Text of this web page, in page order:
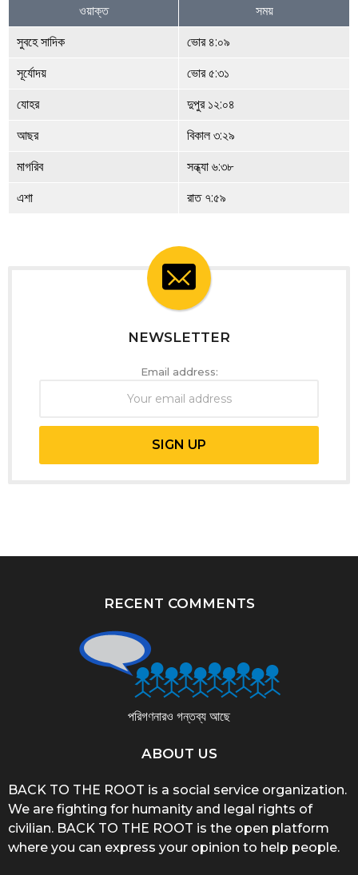
ওয়াক্ত সময়
সুবহে সাদিক ভোর ৪:০৯
সূর্যোদয় ভোর ৫:৩১
যোহর দুপুর ১২:০৪
আছর বিকাল ৩:২৯
মাগরিব সন্ধ্যা ৬:৩৮
এশা রাত ৭:৫৯
NEWSLETTER
Email address:
RECENT COMMENTS
পরিগণনারও গন্তব্য আছে
ABOUT US
BACK TO THE ROOT is a social service organization.
We are fighting for humanity and legal rights of
civilian. BACK TO THE ROOT is the open platform
where you can express your opinion to help people.